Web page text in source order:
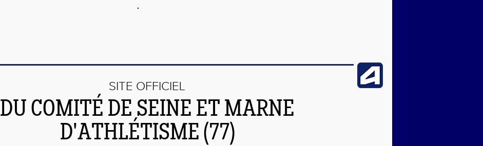
SITE OFFICIEL
DU COMITÉ DE SEINE ET MARNE
D'ATHLÉTISME (77)